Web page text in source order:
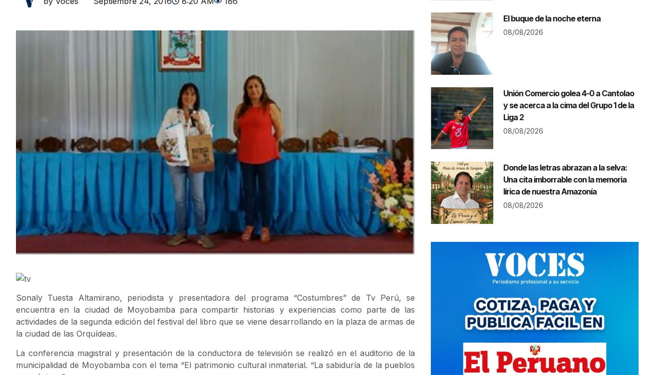
Sonaly Tuesta Altamirano, periodista y presentadora del programa “Costumbres” de Tv Perú, se
encuentra en la ciudad de Moyobamba para compartir historias y experiencias como parte de las
actividades de la segunda edición del festival del libro que se viene desarrollando en la plaza de armas de
la ciudad de las Orquídeas.
La conferencia magistral y presentación de la conductora de televisión se realizó en el auditorio de la
municipalidad de Moyobamba con el tema “El patrimonio cultural inmaterial. “La sabiduría de la pueblos
El buque de la noche eterna
08/08/2026
Unión Comercio golea 4-0 a Cantolao
y se acerca a la cima del Grupo 1 de la
Liga 2
08/08/2026
Donde las letras abrazan a la selva:
Una cita imborrable con la memoria
lírica de nuestra Amazonía
08/08/2026